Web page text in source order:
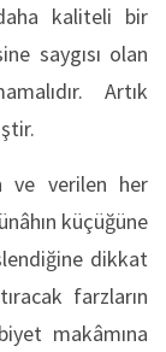
kaliteli bir
saygısı olan
Artık
ve verilen her
küçüğüne
dikkat
farzların
makâmına